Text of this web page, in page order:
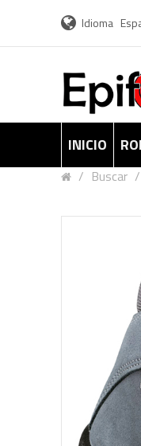
Idioma
INICIO
Buscar